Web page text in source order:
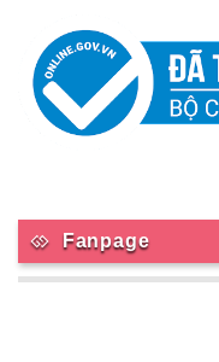
Fanpage